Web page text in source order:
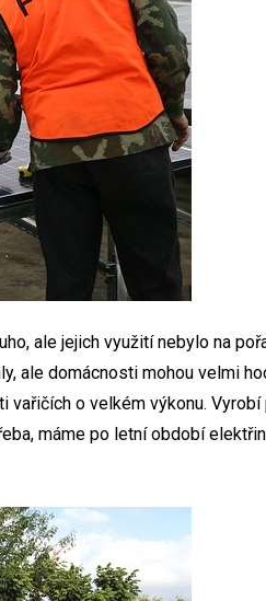
ale jejich využití nebylo na
ale domácnosti mohou velmi
vařičích o velkém výkonu.
máme po letní období